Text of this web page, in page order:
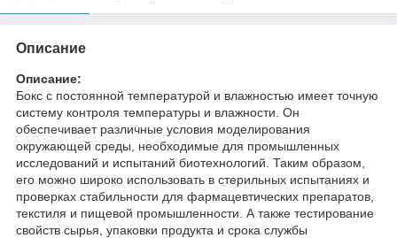
Описание
Описание:
Бокс с постоянной температурой и влажностью имеет точную
систему контроля температуры и влажности. Он
обеспечивает различные условия моделирования
окружающей среды, необходимые для промышленных
исследований и испытаний биотехнологий. Таким образом,
его можно широко использовать в стерильных испытаниях и
проверках стабильности для фармацевтических препаратов,
текстиля и пищевой промышленности. А также тестирование
свойств сырья, упаковки продукта и срока службы